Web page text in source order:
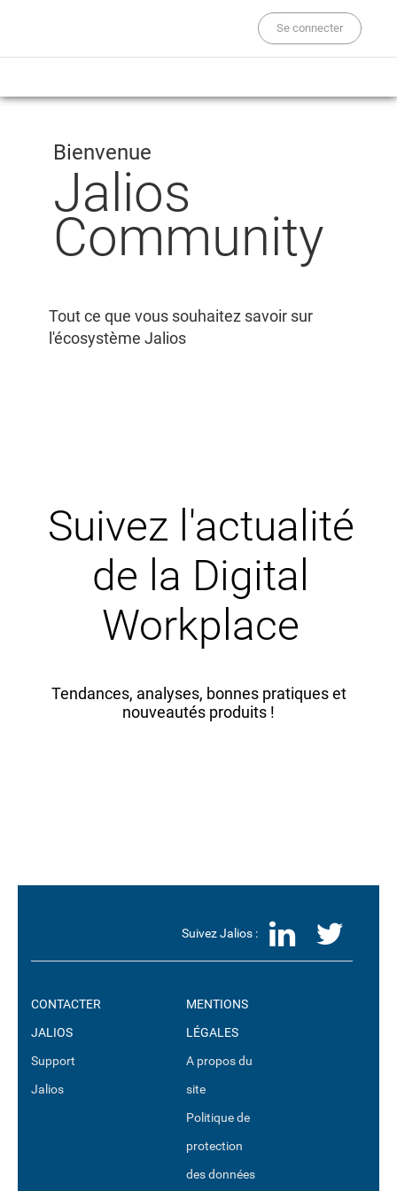
Se connecter
Bienvenue
Jalios
Community
Tout ce que vous souhaitez savoir sur
l'écosystème Jalios
Suivez l'actualité
de la Digital
Workplace
Tendances, analyses, bonnes pratiques et
nouveautés produits !
Suivez Jalios :
CONTACTER
JALIOS
Support
Jalios
MENTIONS
LÉGALES
A propos du
site
Politique de
protection
des données